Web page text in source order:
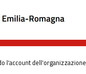
l'account dell'organizzazione